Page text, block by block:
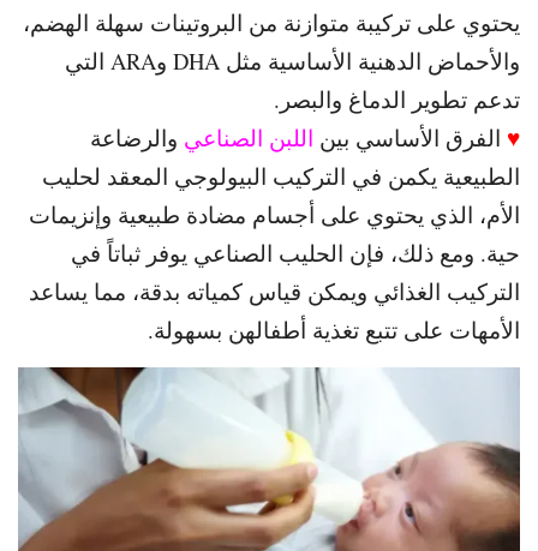
يحتوي على تركيبة متوازنة من البروتينات سهلة الهضم،
والأحماض الدهنية الأساسية مثل DHA وARA التي
تدعم تطوير الدماغ والبصر.
♥ الفرق الأساسي بين اللبن الصناعي والرضاعة
الطبيعية يكمن في التركيب البيولوجي المعقد لحليب
الأم، الذي يحتوي على أجسام مضادة طبيعية وإنزيمات
حية. ومع ذلك، فإن الحليب الصناعي يوفر ثباتاً في
التركيب الغذائي ويمكن قياس كمياته بدقة، مما يساعد
الأمهات على تتبع تغذية أطفالهن بسهولة.